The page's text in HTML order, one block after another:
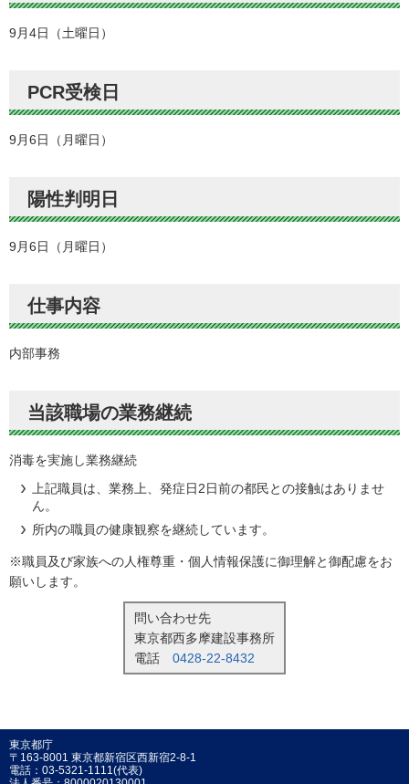
9月4日（土曜日）
PCR受検日
9月6日（月曜日）
陽性判明日
9月6日（月曜日）
仕事内容
内部事務
当該職場の業務継続
消毒を実施し業務継続
上記職員は、業務上、発症日2日前の都民との接触はありませ
ん。
所内の職員の健康観察を継続しています。
※職員及び家族への人権尊重・個人情報保護に御理解と御配慮をお
願いします。
問い合わせ先
東京都西多摩建設事務所
電話 0428-22-8432
東京都庁
〒163-8001 東京都新宿区西新宿2-8-1
電話：03-5321-1111(代表)